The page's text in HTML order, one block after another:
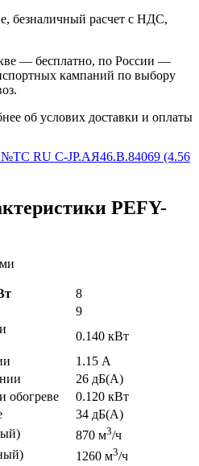
безналичный расчет с НДС,
— бесплатно, по России —
кампаний по выбору
об услових доставки и оплаты
№TC RU C-JP.АЯ46.B.84069 (4.56
PEFY-
8
9
0.140 кВт
1.15 А
26 дБ(А)
обогреве
0.120 кВт
34 дБ(А)
870 м3/ч
1260 м3/ч